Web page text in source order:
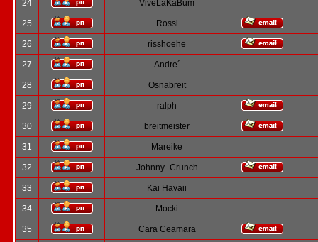
24 ViveLaKaBum
25 Rossi
26 risshoehe
27 Andre´
28 Osnabreit
29 ralph
30 breitmeister
31 Mareike
32 Johnny_Crunch
33 Kai Havaii
34 Mocki
35 Cara Ceamara